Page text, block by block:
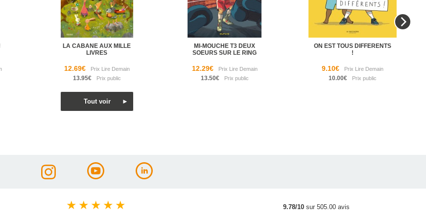
LA CABANE AUX MILLE
LIVRES
12.69€
13.95€
MI-MOUCHE T3 DEUX
SOEURS SUR LE RING
12.29€
13.50€
ON EST TOUS DIFFERENTS
!
9.10€
10.00€
★ ★ ★ ★ ★ 9.78/10sur 505.00 avis